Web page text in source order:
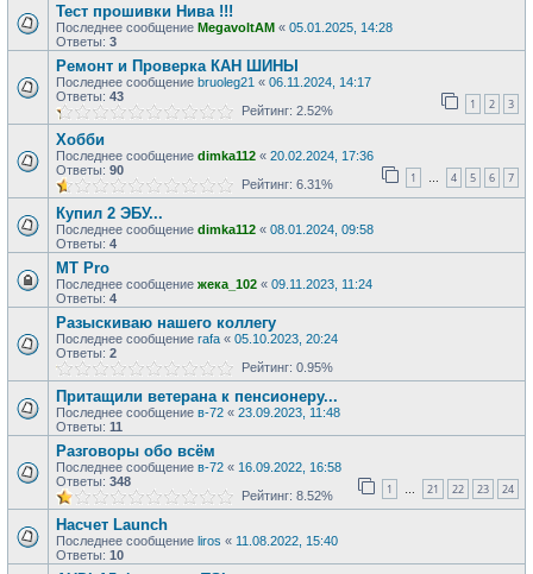
Тест прошивки Нива !!!
Последнее сообщение MegavoltAM « 05.01.2025, 14:28
Ответы: 3
Ремонт и Проверка КАН ШИНЫ
Последнее сообщение bruoleg21 « 06.11.2024, 14:17
Ответы: 43 1 2 3
Рейтинг: 2.52%
Хобби
Последнее сообщение dimka112 « 20.02.2024, 17:36
Ответы: 90 1 … 4 5 6 7
Рейтинг: 6.31%
Купил 2 ЭБУ...
Последнее сообщение dimka112 « 08.01.2024, 09:58
Ответы: 4
MT Pro
Последнее сообщение жека_102 « 09.11.2023, 11:24
Ответы: 4
Разыскиваю нашего коллегу
Последнее сообщение rafa « 05.10.2023, 20:24
Ответы: 2
Рейтинг: 0.95%
Притащили ветерана к пенсионеру...
Последнее сообщение в-72 « 23.09.2023, 11:48
Ответы: 11
Разговоры обо всём
Последнее сообщение в-72 « 16.09.2022, 16:58
Ответы: 348 1 … 21 22 23 24
Рейтинг: 8.52%
Насчет Launch
Последнее сообщение liros « 11.08.2022, 15:40
Ответы: 10